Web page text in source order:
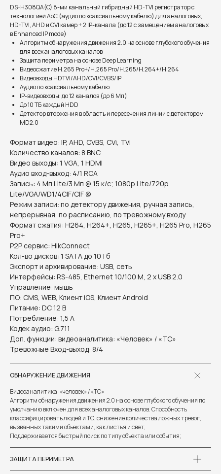
DS-H308QA(C) 8-ми канальный гибридный HD-TVI регистратор c
технологией AoC (аудио по коаксиальному кабелю) для аналоговых,
HD-TVI, AHD и CVI камер + 2 IP-канала (до 12 с замещением аналоговых
в Enhanced IP mode)
Алгоритм обнаружения движения 2.0 на основе глубокого обучения
для всех аналоговых каналов
Защита периметра на основе Deep Learning
Видеосжатие H.265 Pro+/H.265 Pro/H.265/H.264+/H.264
Видеовходы HDTVI/AHD/CVI/CVBS/IP
Аудио по коаксиальному кабелю
IP-видеовходы: до 12 каналов (до 6 Мп)
До 10 TБ каждый HDD
Детектор вторжения в область и пересечения линии c детектором
MD2.0
Формат видео: IP, AHD, CVBS, CVi, TVi
Количество каналов: 8 BNC
Видео выходы: 1 VGA, 1 HDMI
Аудио вход-выход: 4/1 RCA
Запись: 4 Мп Lite/3 Мп @ 15 к/с; 1080p Lite/720p
Lite/VGA/WD1/4CIF/CIF @
Режим записи: по детектору движения, ручная запись,
непрерывная, по расписанию, по тревожному входу
Формат сжатия: H264, H264+, H265, H265+, H265 Pro, H265
Pro+
P2P сервис: HikConnect
Кол-во дисков: 1 SATA до 10Тб
Экспорт и архивирование: USB, сеть
Интерфейсы: RS-485, Ethernet 10/100 M, 2 x USB 2.0
Управление: мышь
ПО: CMS, WEB, Клиент iOS, Клиент Android
Питание: DC 12 В
Потребление: 1,5 А
Кодек аудио: G.711
Доп. функции: видеоаналитика: «Человек» / «ТС»
Тревожные Вход-выход: 8/4
ОБНАРУЖЕНИЕ ДВИЖЕНИЯ
Видеоаналитика: «человек» / «ТС»
Алгоритм обнаружения движения 2.0 на основе глубокого обучения по
умолчанию включен для всех аналоговых каналов. Способность
классифицировать людей и ТС, снижение количества ложных тревог,
вызванных такими объектами, как листья и свет;
Поддерживается быстрый поиск по типу объекта или события;
ЗАЩИТА ПЕРИМЕТРА
Информация на сайте не является публичной офертой.